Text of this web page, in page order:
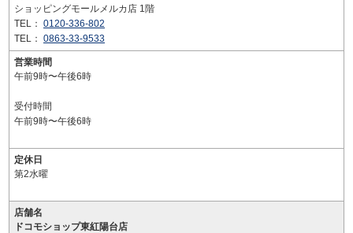
ショッピングモールメルカ店 1階
TEL： 0120-336-802
TEL： 0863-33-9533
営業時間
午前9時〜午後6時
受付時間
午前9時〜午後6時
定休日
第2水曜
店舗名
ドコモショップ東紅陽台店